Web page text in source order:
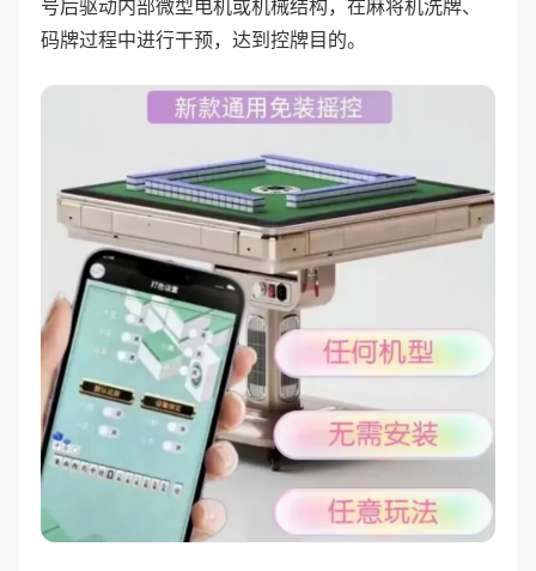
号后驱动内部微型电机或机械结构，在麻将机洗牌、
码牌过程中进行干预，达到控牌目的。